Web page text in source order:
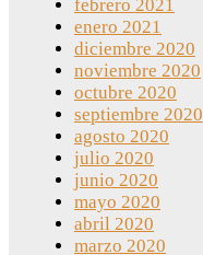
febrero 2021
enero 2021
diciembre 2020
noviembre 2020
octubre 2020
septiembre 2020
agosto 2020
julio 2020
junio 2020
mayo 2020
abril 2020
marzo 2020